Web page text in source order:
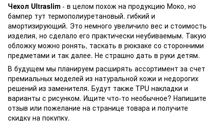
Чехол Ultraslim - в целом похож на продукцию Моко, но
бампер тут термополиуретановый. гибкий и
амортизирующий. Это немного увеличило вес и стоимость
изделия, но сделало его практически неубиваемым. Такую
обложку можно ронять, таскать в рюкзаке со сторонними
предметами и так далее. Не страшно дать в руки детям.
В будущем мы планируем расширять ассортимент за счет
премиальных моделей из натуральной кожи и недорогих
решений из заменителя. Будут также TPU накладки и
варианты с рисунком. Ищите что-то необычное? Напишите
отзыв или пожелание на странице товара и получите
скидку на покупку.